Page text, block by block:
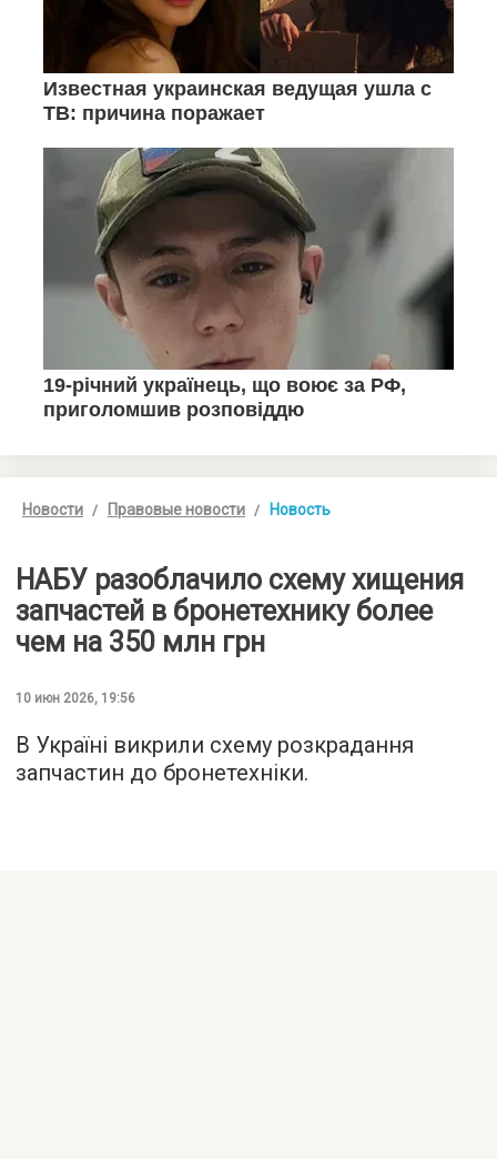
Новости Правовые новости Новость
НАБУ разоблачило схему хищения
запчастей в бронетехнику более
чем на 350 млн грн
10 июн 2026, 19:56
В Україні викрили схему розкрадання
запчастин до бронетехніки.